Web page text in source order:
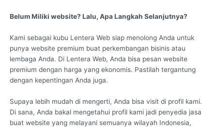
Belum Miliki website? Lalu, Apa Langkah Selanjutnya?
Kami sebagai kubu Lentera Web siap menolong Anda untuk
punya website premium buat perkembangan bisinis atau
lembaga Anda. Di Lentera Web, Anda bisa pesan website
premium dengan harga yang ekonomis. Pastilah tergantung
dengan kepentingan Anda juga.
Supaya lebih mudah di mengerti, Anda bisa visit di profil kami.
Di sana, Anda bakal mengetahui profil kami jadi penyedia jasa
buat website yang melayani semuanya wilayah Indonesia,